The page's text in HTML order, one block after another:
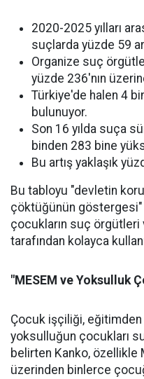
2020-2025 yılları
suçlarda yüzde 59
Organize suç
yüzde 236'nın
Türkiye'de halen 4
bulunuyor.
Son 16 yılda suça
binden 283 bine
Bu artış yaklaşık
Bu tabloyu "devletin
çöktüğünün göstergesi"
çocukların suç
tarafından kolayca
"MESEM ve Yoksulluk
Çocuk işçiliği,
yoksulluğun çocukları
belirten Kanko, özellikle
üzerinden binlerce